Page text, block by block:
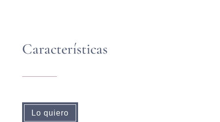
Características
Lo quiero